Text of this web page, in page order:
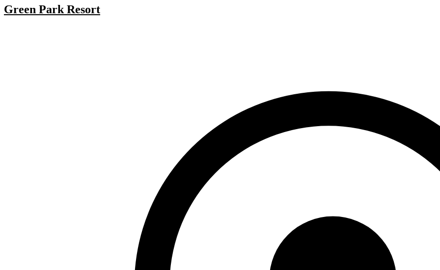
Green Park Resort